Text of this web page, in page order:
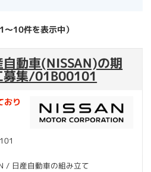
10件を表示中）
自動車(NISSAN)の期
募集/01B00101
おり
/ 日産自動車の組み立て